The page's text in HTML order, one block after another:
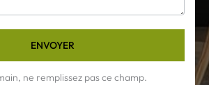
ENVOYER
ne remplissez pas ce champ.